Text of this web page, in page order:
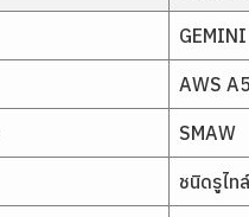
GEMINI
AWS
SMAW
ชนิดรูไท